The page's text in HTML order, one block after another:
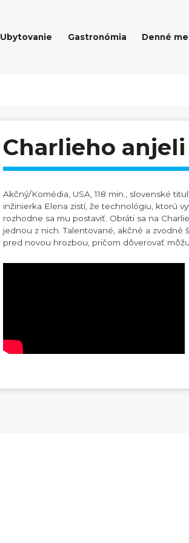
Ubytovanie Gastronómia Denné
Charlieho anjeli
Akčný/Komédia, USA, 118 min., slovenské
inžinierka Elena zistí, že technológiu, ktorú
rozhodne sa mu postaviť. Obráti sa na
jednou z nich. Talentované, akčné a zvodné
pred novou hrozbou, pričom dôverovať